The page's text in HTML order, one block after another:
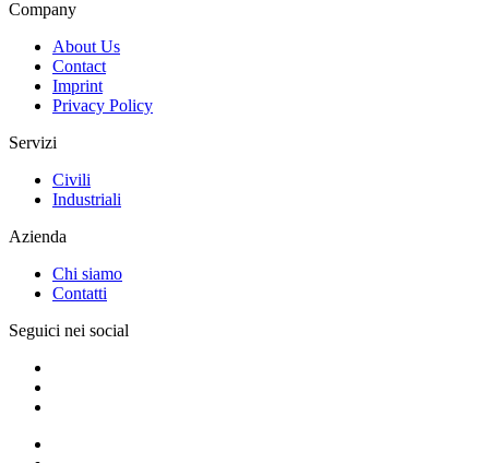
Company
About Us
Contact
Imprint
Privacy Policy
Servizi
Civili
Industriali
Azienda
Chi siamo
Contatti
Seguici nei social